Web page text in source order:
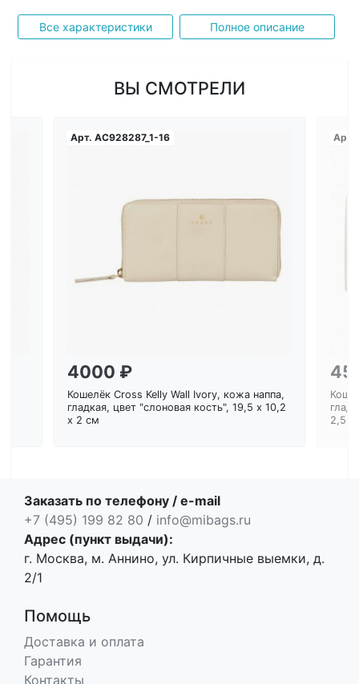
Все характеристики Полное описание
ВЫ СМОТРЕЛИ
Арт. AC928287_1-16
4000 ₽
Кошелёк Cross Kelly Wall Ivory, кожа наппа,
гладкая, цвет "слоновая кость", 19,5 x 10,2
x 2 см
Арт.
2,5
Заказать по телефону / e-mail
+7 (495) 199 82 80 / info@mibags.ru
Адрес (пункт выдачи):
г. Москва, м. Аннино, ул. Кирпичные выемки, д.
2/1
Помощь
Доставка и оплата
Гарантия
Контакты